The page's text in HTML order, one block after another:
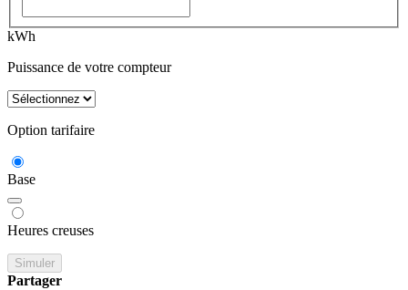
kWh
Puissance de votre compteur
Option tarifaire
Base
Heures creuses
Simuler
Partager